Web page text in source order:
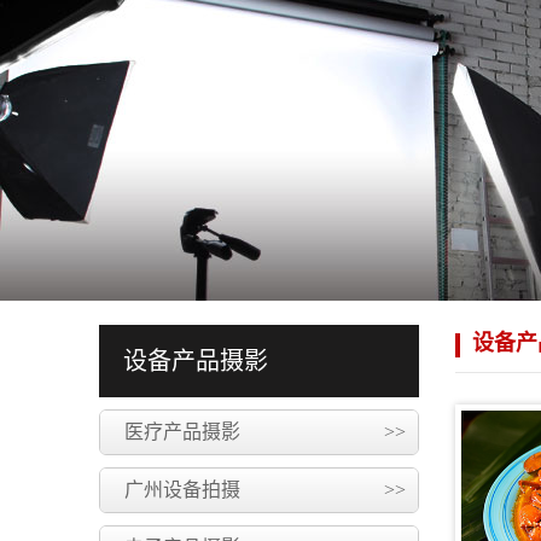
设备产品摄影
医疗产品摄影 >>
广州设备拍摄 >>
设备